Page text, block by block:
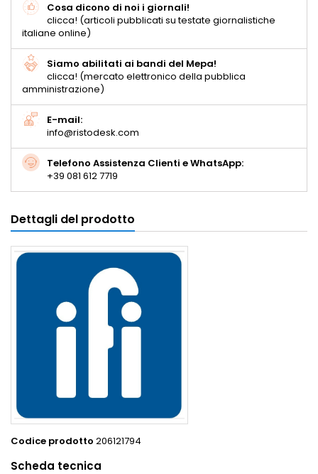
Cosa dicono di noi i giornali!
clicca! (articoli pubblicati su testate giornalistiche
italiane online)
Siamo abilitati ai bandi del Mepa!
clicca! (mercato elettronico della pubblica
amministrazione)
E-mail:
info@ristodesk.com
Telefono Assistenza Clienti e WhatsApp:
+39 081 612 7719
Dettagli del prodotto
Codice prodotto 206121794
Scheda tecnica